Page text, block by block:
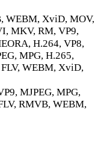
WEBM, XviD, MOV,
MKV, RM, VP9,
H.264, VP8,
MPG, H.265,
WEBM, XviD,
MJPEG, MPG,
RMVB, WEBM,